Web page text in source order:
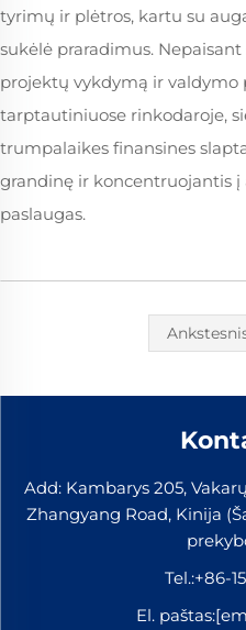
tyrimų ir plėtros, kartu su
sukėlė praradimus. Nepaisant
projektų vykdymą ir valdymo
tarptautiniuose rinkodaroje,
trumpalaikes finansines
grandinę ir koncentruojantis į
paslaugas.
Add: Kambarys 205,
Zhangyang Road, Kinija
Tel.:+86-
El. paštas: